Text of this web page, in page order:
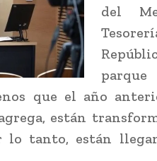
del
que el año
están
lo tanto, están